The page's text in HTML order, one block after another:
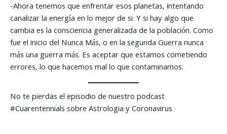
-Ahora tenemos que enfrentar esos planetas, intentando
canalizar la energía en lo mejor de si. Y si hay algo que
cambia es la consciencia generalizada de la población. Como
fue el inicio del Nunca Más, o en la segunda Guerra nunca
más una guerra más. Es aceptar que estamos cometiendo
errores, lo que hacemos mal lo que contaminamos.
No te pierdas el episodio de nuestro podcast
#Cuarentennials sobre Astrologia y Coronavirus